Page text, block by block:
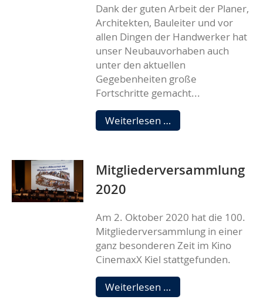
Dank der guten Arbeit der Planer,
Architekten, Bauleiter und vor
allen Dingen der Handwerker hat
unser Neubauvorhaben auch
unter den aktuellen
Gegebenheiten große
Fortschritte gemacht...
Weiterlesen … Richtfest
Mitgliederversammlung
2020
Am 2. Oktober 2020 hat die 100.
Mitgliederversammlung in einer
ganz besonderen Zeit im Kino
CinemaxX Kiel stattgefunden.
Weiterlesen …
2020